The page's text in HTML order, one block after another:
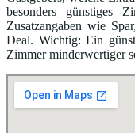
besonders günstiges
Zusatzangaben wie
Deal. Wichtig: Ein
Zimmer minderwertiger